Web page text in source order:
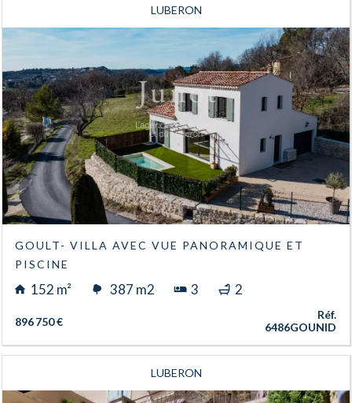
LUBERON
GOULT- VILLA AVEC VUE PANORAMIQUE ET
PISCINE
152 m² 387 m2 3 2
896 750 €
Réf.
6486GOUNID
LUBERON